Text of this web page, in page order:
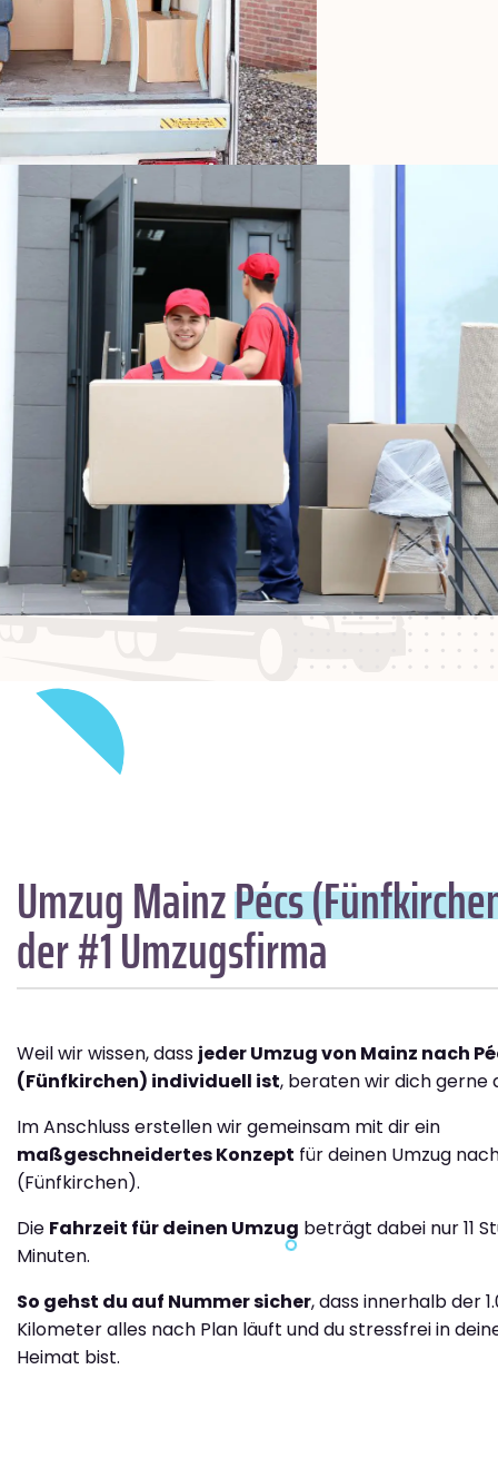
Umzug MainzPécs
der #1 Umzugsfirma
Weil wir wissen, dass jeder Umzug von Mainz nach
(Fünfkirchen) individuell ist, beraten wir dich gerne
Im Anschluss erstellen wir gemeinsam mit dir ein
maßgeschneidertes Konzept für deinen Umzug
(Fünfkirchen).
Die Fahrzeit für deinen Umzug beträgt dabei nur 11
Minuten.
So gehst du auf Nummer sicher, dass innerhalb der
Kilometer alles nach Plan läuft und du stressfrei in
Heimat bist.